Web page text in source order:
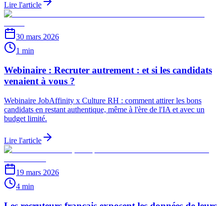
Lire l'article
30 mars 2026
1 min
Webinaire : Recruter autrement : et si les candidats
venaient à vous ?
Webinaire JobAffinity x Culture RH : comment attirer les bons
candidats en restant authentique, même à l'ère de l'IA et avec un
budget limité.
Lire l'article
19 mars 2026
4 min